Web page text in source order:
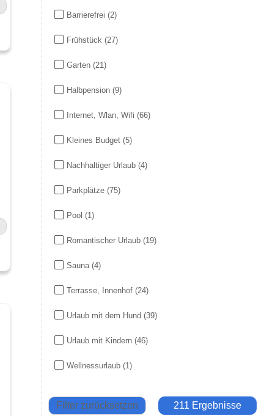
Barrierefrei (2)
Frühstück (27)
Garten (21)
Halbpension (9)
Internet, Wlan, Wifi (66)
Kleines Budget (5)
Nachhaltiger Urlaub (4)
Parkplätze (75)
Pool (1)
Romantischer Urlaub (19)
Sauna (4)
Terrasse, Innenhof (24)
Urlaub mit dem Hund (39)
Urlaub mit Kindern (46)
Wellnessurlaub (1)
Filter zurücksetzen 211 Ergebnisse